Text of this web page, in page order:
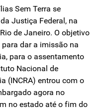
Sem Terra se
Justiça Federal, na
de Janeiro. O objetivo
dar a imissão na
para o assentamento
Nacional de
(INCRA) entrou com o
agora no
no estado até o fim do